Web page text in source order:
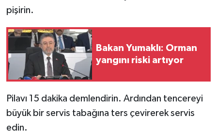
pişirin.
Bakan Yumaklı: Orman
yangını riski artıyor
Pilavı 15 dakika demlendirin. Ardından tencereyi
büyük bir servis tabağına ters çevirerek servis
edin.